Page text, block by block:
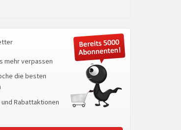
mehr verpassen
die besten
Rabattaktionen